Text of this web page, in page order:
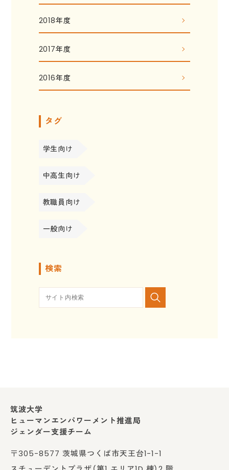
2018年度
2017年度
2016年度
タグ
学生向け
中高生向け
教職員向け
一般向け
検索
筑波大学
ヒューマンエンパワーメント推進局
ジェンダー支援チーム
〒305-8577 茨城県つくば市天王台1-1-1